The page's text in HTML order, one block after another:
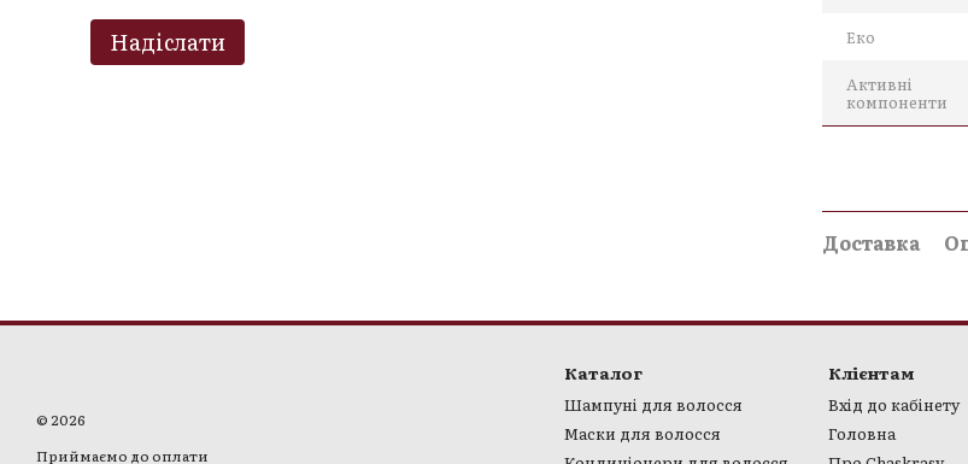
Надіслати Еко
Активні
компоненти
Доставка
© 2026
Приймаємо до оплати
Каталог
Шампуні для волосся
Маски для волосся
Клієнтам
Вхід до кабінету
Головна